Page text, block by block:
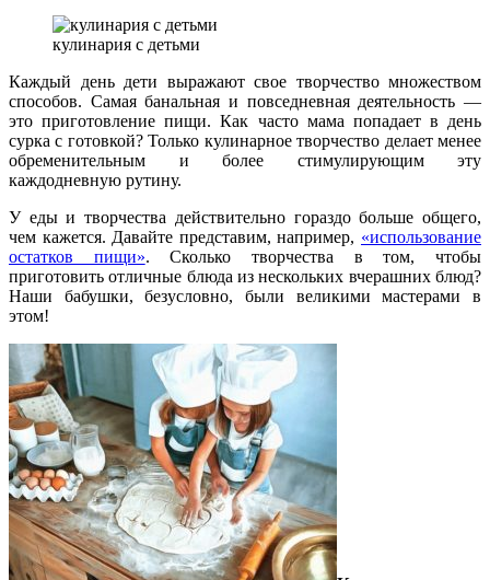
кулинария с детьми
Каждый день дети выражают свое творчество множеством
способов. Самая банальная и повседневная деятельность —
это приготовление пищи. Как часто мама попадает в день
сурка с готовкой? Только кулинарное творчество делает менее
обременительным и более стимулирующим эту
каждодневную рутину.
У еды и творчества действительно гораздо больше общего,
чем кажется. Давайте представим, например, «использование
остатков пищи». Сколько творчества в том, чтобы
приготовить отличные блюда из нескольких вчерашних блюд?
Наши бабушки, безусловно, были великими мастерами в
этом!